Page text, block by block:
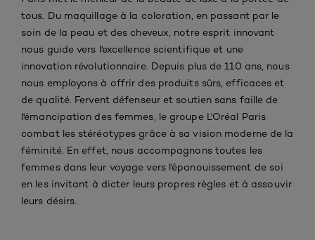
tous. Du maquillage à la coloration, en passant par le
soin de la peau et des cheveux, notre esprit innovant
nous guide vers l'excellence scientifique et une
innovation révolutionnaire. Depuis plus de 110 ans, nous
nous employons à offrir des produits sûrs, efficaces et
de qualité. Fervent défenseur et soutien sans faille de
l'émancipation des femmes, le groupe L'Oréal Paris
combat les stéréotypes grâce à sa vision moderne de la
féminité. En effet, nous accompagnons toutes les
femmes dans leur voyage vers l'épanouissement de soi
en les invitant à dicter leurs propres règles et à assouvir
leurs désirs.